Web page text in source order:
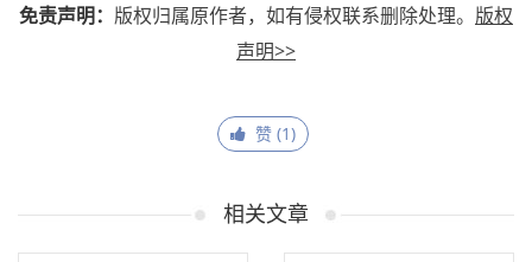
免责声明： 版权归属原作者，如有侵权联系删除处理。 版权
声明>>
赞 (1)
相关文章